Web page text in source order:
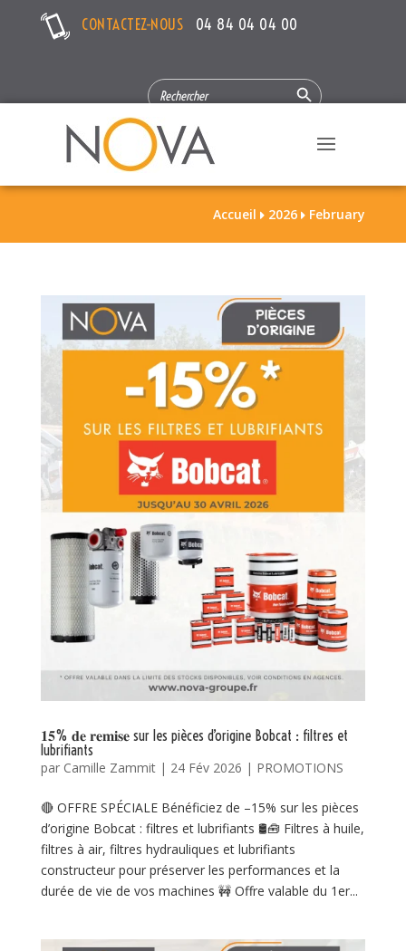
CONTACTEZ-NOUS 04 84 04 04 00
SEARCH
FOR:
Search Button
Accueil  2026  February
𝟏𝟓% 𝐝𝐞 𝐫𝐞𝐦𝐢𝐬𝐞 sur les pièces d’origine Bobcat : filtres et
lubrifiants
par Camille Zammit| 24 Fév 2026 | PROMOTIONS
🔴 OFFRE SPÉCIALE Bénéficiez de –15% sur les pièces
d’origine Bobcat : filtres et lubrifiants 🛢️🧰 Filtres à huile,
filtres à air, filtres hydrauliques et lubrifiants
constructeur pour préserver les performances et la
durée de vie de vos machines 🚧 Offre valable du 1er...